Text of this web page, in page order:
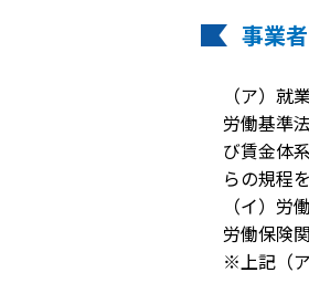
事業
（ア）就
労働基準
び賃金体
らの規程
（イ）
労働保険
※上記（